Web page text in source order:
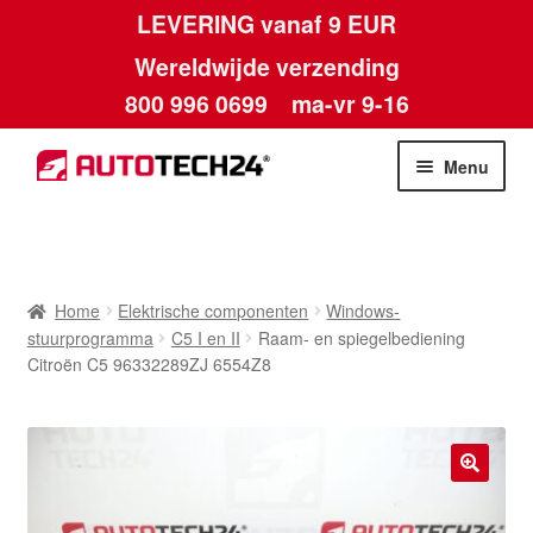
LEVERING vanaf 9 EUR
Wereldwijde verzending
800 996 0699 ma-vr 9-16
Ga
door
Ga
naar
Menu
Algemene voorwaarden
Betalingen
Home Elektrische componenten
Windows-
stuurprogramma
C5 I en II
Raam- en spiegelbediening
Citroën C5 96332289ZJ 6554Z8